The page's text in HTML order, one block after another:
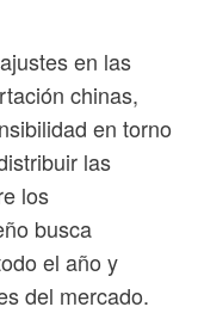
en las
chinas,
en torno
las
los
busca
el año y
del mercado.